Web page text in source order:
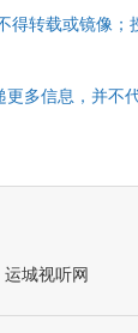
得转载或镜像；
多信息，并不
运城视听网